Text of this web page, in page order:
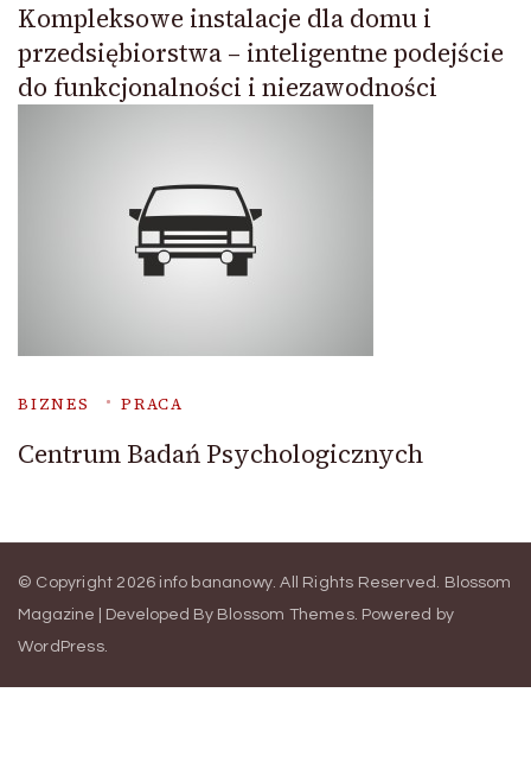
Kompleksowe instalacje dla domu i
przedsiębiorstwa – inteligentne podejście
do funkcjonalności i niezawodności
BIZNES PRACA
Centrum Badań Psychologicznych
© Copyright 2026 info bananowy. All Rights Reserved. Blossom
Magazine | Developed By Blossom Themes. Powered by
WordPress.